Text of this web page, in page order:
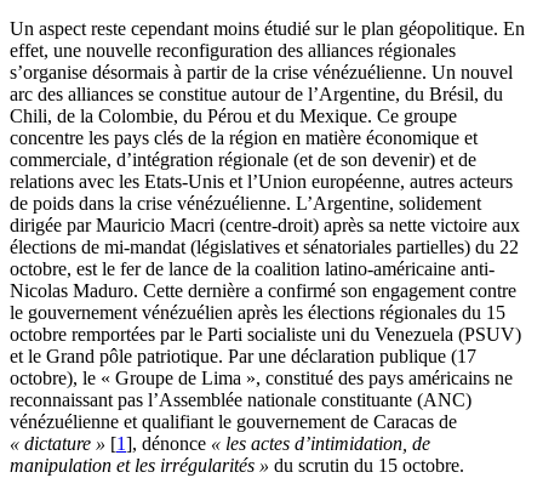
Un aspect reste cependant moins étudié sur le plan géopolitique. En
effet, une nouvelle reconfiguration des alliances régionales
s’organise désormais à partir de la crise vénézuélienne. Un nouvel
arc des alliances se constitue autour de l’Argentine, du Brésil, du
Chili, de la Colombie, du Pérou et du Mexique. Ce groupe
concentre les pays clés de la région en matière économique et
commerciale, d’intégration régionale (et de son devenir) et de
relations avec les Etats-Unis et l’Union européenne, autres acteurs
de poids dans la crise vénézuélienne. L’Argentine, solidement
dirigée par Mauricio Macri (centre-droit) après sa nette victoire aux
élections de mi-mandat (législatives et sénatoriales partielles) du 22
octobre, est le fer de lance de la coalition latino-américaine anti-
Nicolas Maduro. Cette dernière a confirmé son engagement contre
le gouvernement vénézuélien après les élections régionales du 15
octobre remportées par le Parti socialiste uni du Venezuela (PSUV)
et le Grand pôle patriotique. Par une déclaration publique (17
octobre), le « Groupe de Lima », constitué des pays américains ne
reconnaissant pas l’Assemblée nationale constituante (ANC)
vénézuélienne et qualifiant le gouvernement de Caracas de
« dictature » [1], dénonce « les actes d’intimidation, de
manipulation et les irrégularités » du scrutin du 15 octobre.